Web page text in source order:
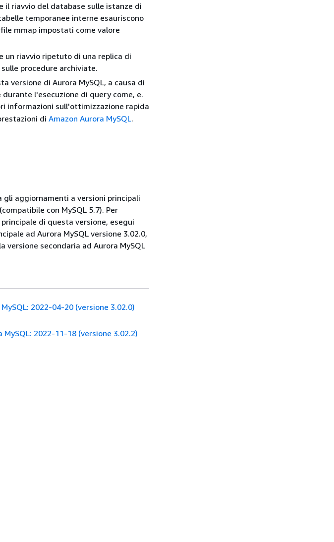
il riavvio del database sulle istanze di
temporanee interne esauriscono
mmap impostati come valore
un riavvio ripetuto di una replica di
procedure archiviate.
versione di Aurora MySQL, a causa di
l'esecuzione di query come, e.
informazioni sull'ottimizzazione rapida
di Amazon Aurora MySQL.
gli aggiornamenti a versioni principali
con MySQL 5.7). Per
di questa versione, esegui
ad Aurora MySQL versione 3.02.0,
versione secondaria ad Aurora MySQL
2022-04-20 (versione 3.02.0)
2022-11-18 (versione 3.02.2)